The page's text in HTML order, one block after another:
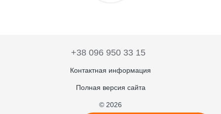
+38 096 950 33 15
Контактная информация
Полная версия сайта
© 2026